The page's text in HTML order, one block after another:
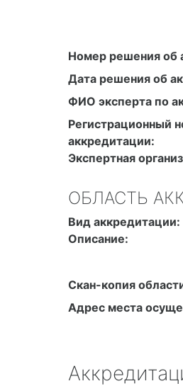
Номер решения об
Дата решения об
ФИО эксперта по
Регистрационный
аккредитации:
Экспертная
ОБЛАСТЬ
Вид аккредитации:
Описание:
Скан-копия
Адрес места